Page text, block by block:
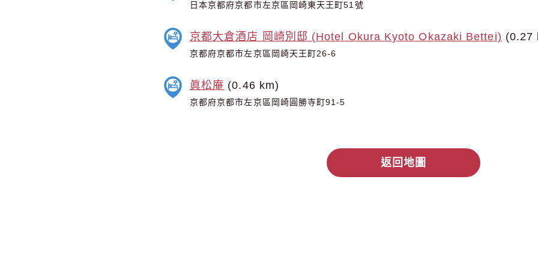
日本京都府京都市左京區岡崎東天王町51號
京都大倉酒店 岡崎別邸 (Hotel Okura Kyoto Okazaki Bettei) (0.27
京都府京都市左京區岡崎天王町26-6
眞松庵 (0.46 km)
京都府京都市左京區岡崎圓勝寺町91-5
返回地圖